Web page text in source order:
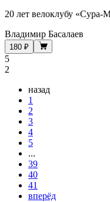
20 лет велоклубу «Сура-
Владимир Басалаев
180 ₽
5
2
назад
1
2
3
4
5
...
39
40
41
вперёд